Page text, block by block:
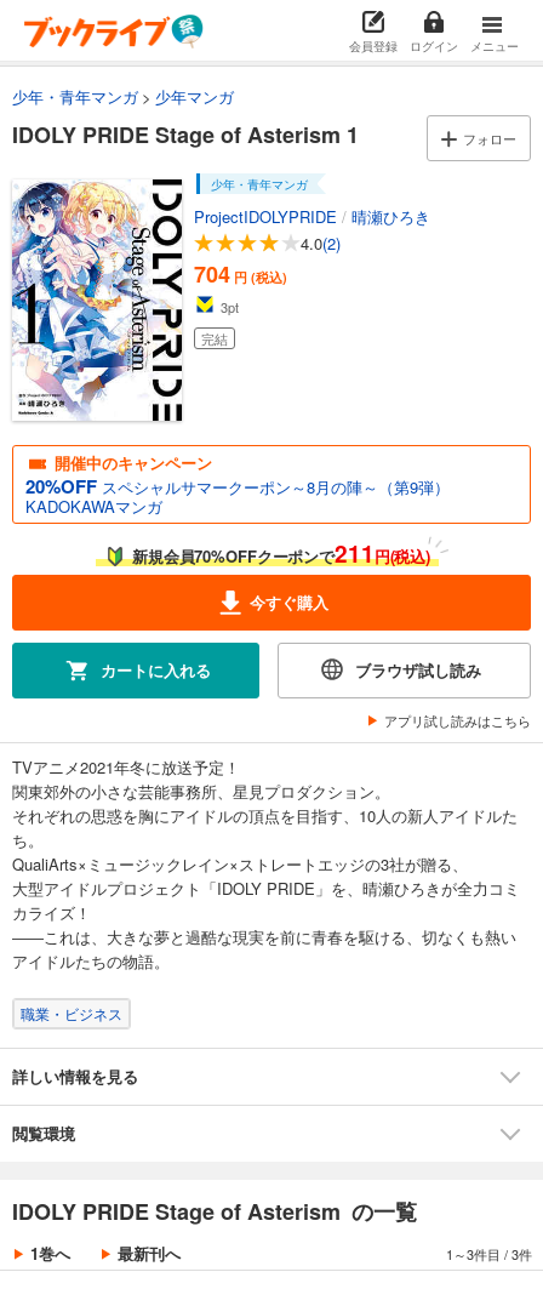
会員登録 ログイン メニュー
少年・青年マンガ 少年マンガ
IDOLY PRIDE Stage of Asterism 1 フォロー
少年・青年マンガ
ProjectIDOLYPRIDE / 晴瀬ひろき
4.0(2)
704 円 (税込)
3pt
完結
開催中のキャンペーン
20%OFF スペシャルサマークーポン～8月の陣～（第9弾）
KADOKAWAマンガ
新規会員70%OFFクーポンで211円(税込)
今すぐ購入
カートに入れる ブラウザ試し読み
アプリ試し読みはこちら
TVアニメ2021年冬に放送予定！
関東郊外の小さな芸能事務所、星見プロダクション。
それぞれの思惑を胸にアイドルの頂点を目指す、10人の新人アイドルた
ち。
QualiArts×ミュージックレイン×ストレートエッジの3社が贈る、
大型アイドルプロジェクト「IDOLY PRIDE」を、晴瀬ひろきが全力コミ
カライズ！
――これは、大きな夢と過酷な現実を前に青春を駆ける、切なくも熱い
アイドルたちの物語。
職業・ビジネス
詳しい情報を見る
閲覧環境
IDOLY PRIDE Stage of Asterism の一覧
1巻へ 最新刊へ 1～3件目 /3件